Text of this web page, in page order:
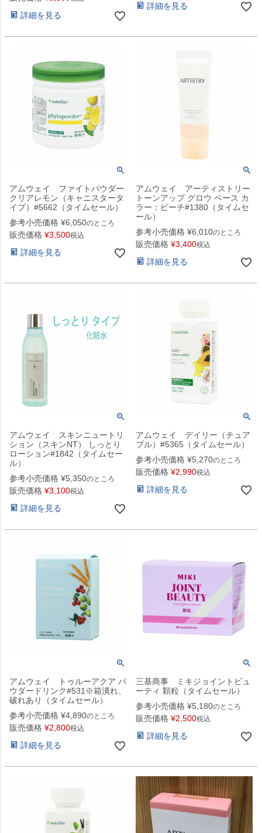
詳細を見る
詳細を見る
アムウェイ ファイトパウダー
クリアレモン（キャニスタータ
イプ）#5662（タイムセール）
参考小売価格 ¥6,050のところ
販売価格 ¥3,500税込
詳細を見る
アムウェイ アーティストリー
トーンアップ グロウ ベース カ
ラー：ピーチ#1380（タイムセ
ール）
参考小売価格 ¥6,010のところ
販売価格 ¥3,400税込
詳細を見る
アムウェイ スキンニュートリ
ション（スキンNT） しっとり
ローション#1842（タイムセー
ル）
参考小売価格 ¥5,350のところ
販売価格 ¥3,100税込
詳細を見る
アムウェイ デイリー（チュア
ブル）#5365（タイムセール）
参考小売価格 ¥5,270のところ
販売価格 ¥2,990税込
詳細を見る
アムウェイ トゥルーアクア パ
ウダードリンク#531※箱潰れ、
破れあり（タイムセール）
参考小売価格 ¥4,890のところ
販売価格 ¥2,800税込
詳細を見る
三基商事 ミキジョイントビュ
ーティ 顆粒（タイムセール）
参考小売価格 ¥5,180のところ
販売価格 ¥2,500税込
詳細を見る